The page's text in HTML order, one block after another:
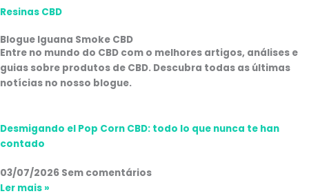
Resinas CBD
Blogue Iguana Smoke CBD
Entre no mundo do CBD com o melhores artigos, análises e
guias sobre produtos de CBD. Descubra todas as últimas
notícias no nosso blogue.
Desmigando el Pop Corn CBD: todo lo que nunca te han
contado
03/07/2026 Sem comentários
Ler mais »